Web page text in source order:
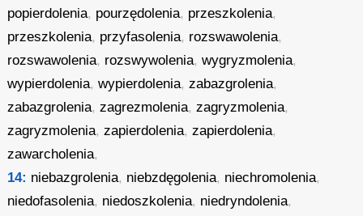
popierdolenia, pourzędolenia, przeszkolenia,
przeszkolenia, przyfasolenia, rozswawolenia,
rozswawolenia, rozswywolenia,wygryzmolenia,
wypierdolenia,wypierdolenia,zabazgrolenia,
zabazgrolenia,zagrezmolenia,zagryzmolenia,
zagryzmolenia,zapierdolenia,zapierdolenia,
zawarcholenia,
14: niebazgrolenia, niebzdęgolenia, niechromolenia,
niedofasolenia, niedoszkolenia, niedryndolenia,